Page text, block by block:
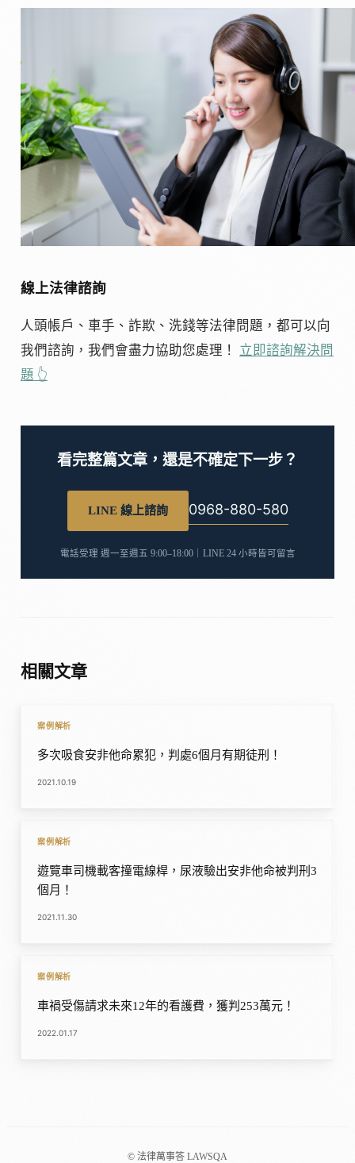
線上法律諮詢
人頭帳戶、車手、詐欺、洗錢等法律問題，都可以向
我們諮詢，我們會盡力協助您處理！ 立即諮詢解決問
題 👆
看完整篇文章，還是不確定下一步？
LINE 線上諮詢 0968-880-580
電話受理 週一至週五 9:00–18:00｜LINE 24 小時皆可留言
相關文章
案例解析
多次吸食安非他命累犯，判處6個月有期徒刑！
2021.10.19
案例解析
遊覽車司機載客撞電線桿，尿液驗出安非他命被判刑3
個月！
2021.11.30
案例解析
車禍受傷請求未來12年的看護費，獲判253萬元！
2022.01.17
© 法律萬事答 LAWSQA